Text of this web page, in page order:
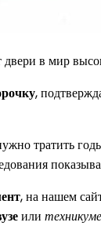
двери в мир
,
тратить
, на нашем
или техникуме